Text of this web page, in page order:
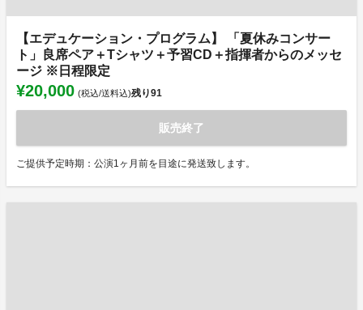
【エデュケーション・プログラム】 「夏休みコンサー
ト」良席ペア＋Tシャツ＋予習CD＋指揮者からのメッセ
ージ ※日程限定
¥20,000 (税込/送料込)残り91
販売終了
ご提供予定時期：公演1ヶ月前を目途に発送致します。